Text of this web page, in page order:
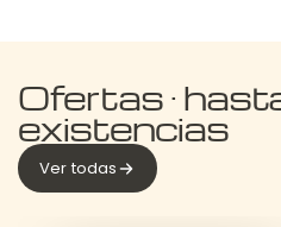
Ofertas ·
existencias
Ver todas